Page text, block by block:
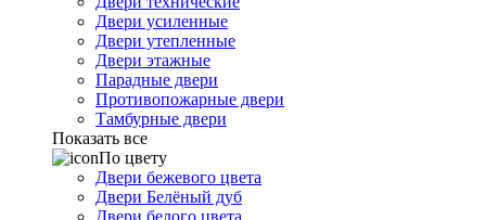
Двери усиленные
Двери утепленные
Двери этажные
Парадные двери
Противопожарные двери
Тамбурные двери
Показать все
По цвету
Двери бежевого цвета
Двери Белёный дуб
Двери белого цвета